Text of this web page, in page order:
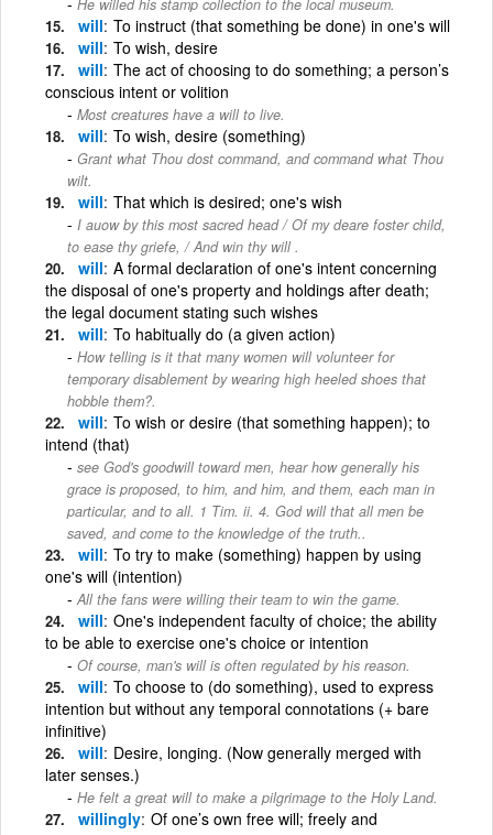
He willed his stamp collection to the local museum.
will To instruct (that something be done) in one's will
will To wish, desire
will The act of choosing to do something; a person’s
conscious intent or volition
Most creatures have a will to live.
will To wish, desire (something)
Grant what Thou dost command, and command what Thou
wilt.
will That which is desired; one's wish
I auow by this most sacred head / Of my deare foster child,
to ease thy griefe, / And win thy will .
will A formal declaration of one's intent concerning
the disposal of one's property and holdings after death;
the legal document stating such wishes
will To habitually do (a given action)
How telling is it that many women will volunteer for
temporary disablement by wearing high heeled shoes that
hobble them?.
will To wish or desire (that something happen); to
intend (that)
see God's goodwill toward men, hear how generally his
grace is proposed, to him, and him, and them, each man in
particular, and to all. 1 Tim. ii. 4. God will that all men be
saved, and come to the knowledge of the truth..
will To try to make (something) happen by using
one's will (intention)
All the fans were willing their team to win the game.
will One's independent faculty of choice; the ability
to be able to exercise one's choice or intention
Of course, man's will is often regulated by his reason.
will To choose to (do something), used to express
intention but without any temporal connotations (+ bare
infinitive)
will Desire, longing. (Now generally merged with
later senses.)
He felt a great will to make a pilgrimage to the Holy Land.
willingly Of one’s own free will; freely and